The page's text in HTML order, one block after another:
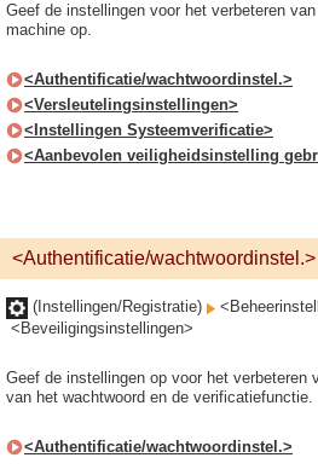
Geef de instellingen voor het verbeteren
machine op.
<Authentificatie/wachtwoordinstel.>
<Versleutelingsinstellingen>
<Instellingen Systeemverificatie>
<Aanbevolen veiligheidsinstelling
<Authentificatie/wachtwoordinstel.>
(Instellingen/Registratie)
<Beveiligingsinstellingen>
Geef de instellingen op voor het verbeteren
van het wachtwoord en de verificatiefunctie.
<Authentificatie/wachtwoordinstel.>